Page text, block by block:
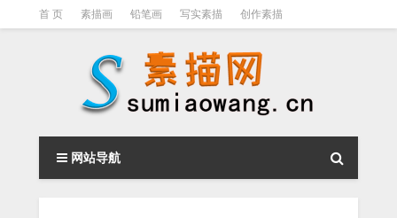
首 页 素描画 铅笔画 写实素描 创作素描
素描视频教程
网站导航